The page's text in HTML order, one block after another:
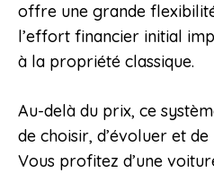
offre une grande
l’effort financier initial
à la propriété classique.
Au-delà du prix, ce
de choisir, d’évoluer et
Vous profitez d’une